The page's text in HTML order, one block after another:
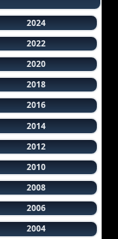
2024
2022
2020
2018
2016
2014
2012
2010
2008
2006
2004